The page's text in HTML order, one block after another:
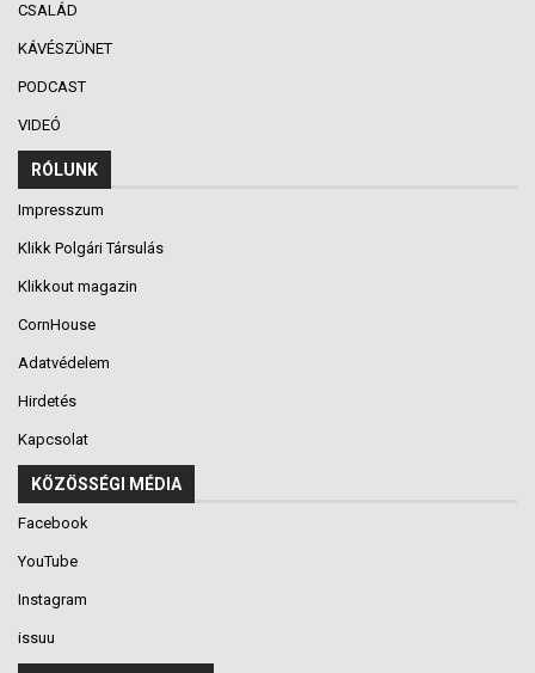
CSALÁD
KÁVÉSZÜNET
PODCAST
VIDEÓ
RÓLUNK
Impresszum
Klikk Polgári Társulás
Klikkout magazin
CornHouse
Adatvédelem
Hirdetés
Kapcsolat
KÖZÖSSÉGI MÉDIA
Facebook
YouTube
Instagram
issuu